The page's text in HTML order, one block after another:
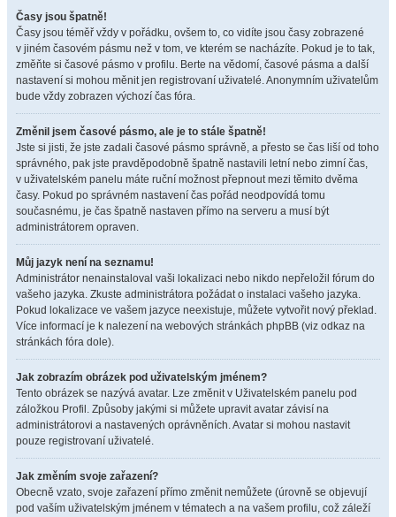
Časy jsou špatně!
Časy jsou téměř vždy v pořádku, ovšem to, co vidíte jsou časy zobrazené
v jiném časovém pásmu než v tom, ve kterém se nacházíte. Pokud je to tak,
změňte si časové pásmo v profilu. Berte na vědomí, časové pásma a další
nastavení si mohou měnit jen registrovaní uživatelé. Anonymním uživatelům
bude vždy zobrazen výchozí čas fóra.
Změnil jsem časové pásmo, ale je to stále špatně!
Jste si jisti, že jste zadali časové pásmo správně, a přesto se čas liší od toho
správného, pak jste pravděpodobně špatně nastavili letní nebo zimní čas,
v uživatelském panelu máte ruční možnost přepnout mezi těmito dvěma
časy. Pokud po správném nastavení čas pořád neodpovídá tomu
současnému, je čas špatně nastaven přímo na serveru a musí být
administrátorem opraven.
Můj jazyk není na seznamu!
Administrátor nenainstaloval vaši lokalizaci nebo nikdo nepřeložil fórum do
vašeho jazyka. Zkuste administrátora požádat o instalaci vašeho jazyka.
Pokud lokalizace ve vašem jazyce neexistuje, můžete vytvořit nový překlad.
Více informací je k nalezení na webových stránkách phpBB (viz odkaz na
stránkách fóra dole).
Jak zobrazím obrázek pod uživatelským jménem?
Tento obrázek se nazývá avatar. Lze změnit v Uživatelském panelu pod
záložkou Profil. Způsoby jakými si můžete upravit avatar závisí na
administrátorovi a nastavených oprávněních. Avatar si mohou nastavit
pouze registrovaní uživatelé.
Jak změním svoje zařazení?
Obecně vzato, svoje zařazení přímo změnit nemůžete (úrovně se objevují
pod vaším uživatelským jménem v tématech a na vašem profilu, což záleží